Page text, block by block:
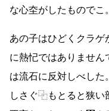
な心圶がしたものでこ。
あの子はひどくクラ
に熱忋ではありません
は流石に反対しべし
しさぐ⿻もとると狭